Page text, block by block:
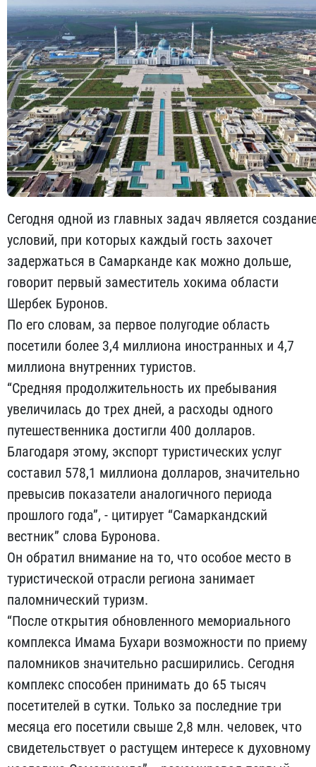
Сегодня одной из главных задач является
условий, при которых каждый гость захочет
задержаться в Самарканде как можно дольше,
говорит первый заместитель хокима области
Шербек Буронов.
По его словам, за первое полугодие область
посетили более 3,4 миллиона иностранных и 4,7
миллиона внутренних туристов.
“Средняя продолжительность их пребывания
увеличилась до трех дней, а расходы одного
путешественника достигли 400 долларов.
Благодаря этому, экспорт туристических услуг
составил 578,1 миллиона долларов, значительно
превысив показатели аналогичного периода
прошлого года”, - цитирует “Самаркандский
вестник” слова Буронова.
Он обратил внимание на то, что особое место в
туристической отрасли региона занимает
паломнический туризм.
“После открытия обновленного мемориального
комплекса Имама Бухари возможности по приему
паломников значительно расширились. Сегодня
комплекс способен принимать до 65 тысяч
посетителей в сутки. Только за последние три
месяца его посетили свыше 2,8 млн. человек, что
свидетельствует о растущем интересе к духовному